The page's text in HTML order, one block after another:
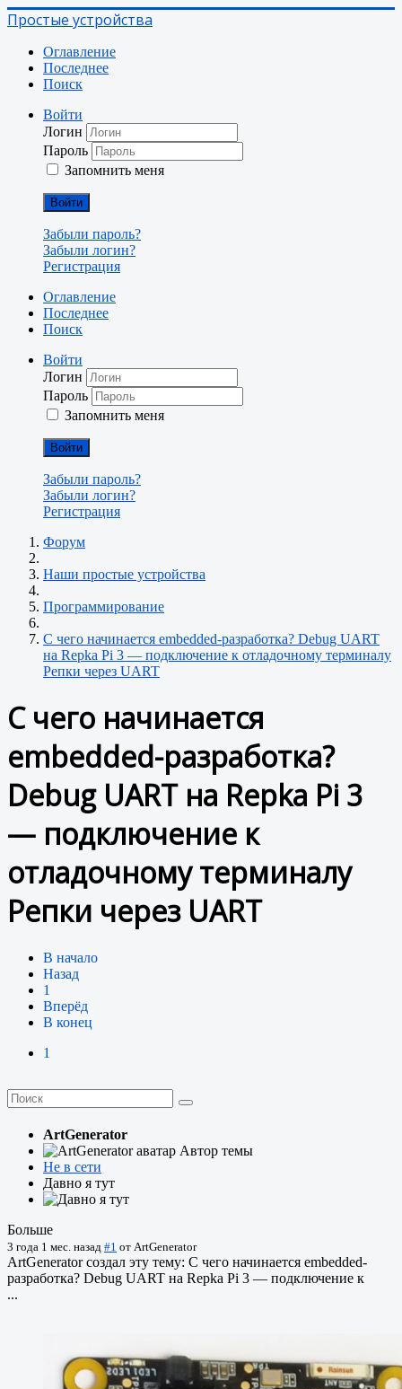
Простые устройства
Оглавление
Последнее
Поиск
Войти
Логин
Пароль
Запомнить меня
Войти
Забыли пароль?
Забыли логин?
Регистрация
Оглавление
Последнее
Поиск
Войти
Логин
Пароль
Запомнить меня
Войти
Забыли пароль?
Забыли логин?
Регистрация
Форум
Наши простые устройства
Программирование
С чего начинается embedded-разработка? Debug UART
на Repka Pi 3 — подключение к отладочному терминалу
Репки через UART
С чего начинается
embedded-разработка?
Debug UART на Repka Pi 3
— подключение к
отладочному терминалу
Репки через UART
В начало
Назад
1
Вперёд
В конец
1
ArtGenerator
Автор темы
Не в сети
Давно я тут
Больше
3 года 1 мес. назад #1 от ArtGenerator
ArtGenerator создал эту тему: С чего начинается embedded-
разработка? Debug UART на Repka Pi 3 — подключение к
...